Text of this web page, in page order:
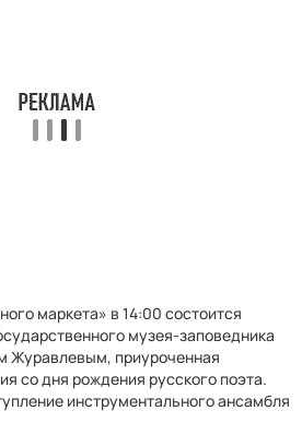
маркета» в 14:00 состоится
музея-заповедника
Журавлевым, приуроченная
со дня рождения русского поэта.
инструментального ансамбля